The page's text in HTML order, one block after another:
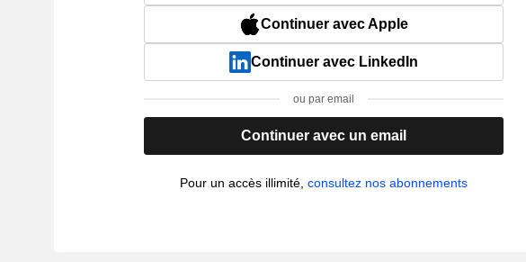
Continuer avec Apple
Continuer avec LinkedIn
ou par email
Continuer avec un email
Pour un accès illimité,consultez nos abonnements